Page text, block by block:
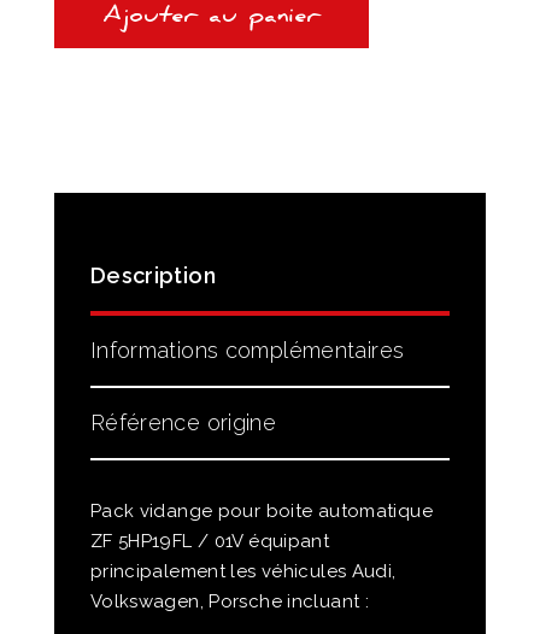
VW
Ajouter au panier
Description
Informations complémentaires
Référence origine
Pack vidange pour boite automatique
ZF 5HP19FL / 01V équipant
principalement les véhicules Audi,
Volkswagen, Porsche incluant :